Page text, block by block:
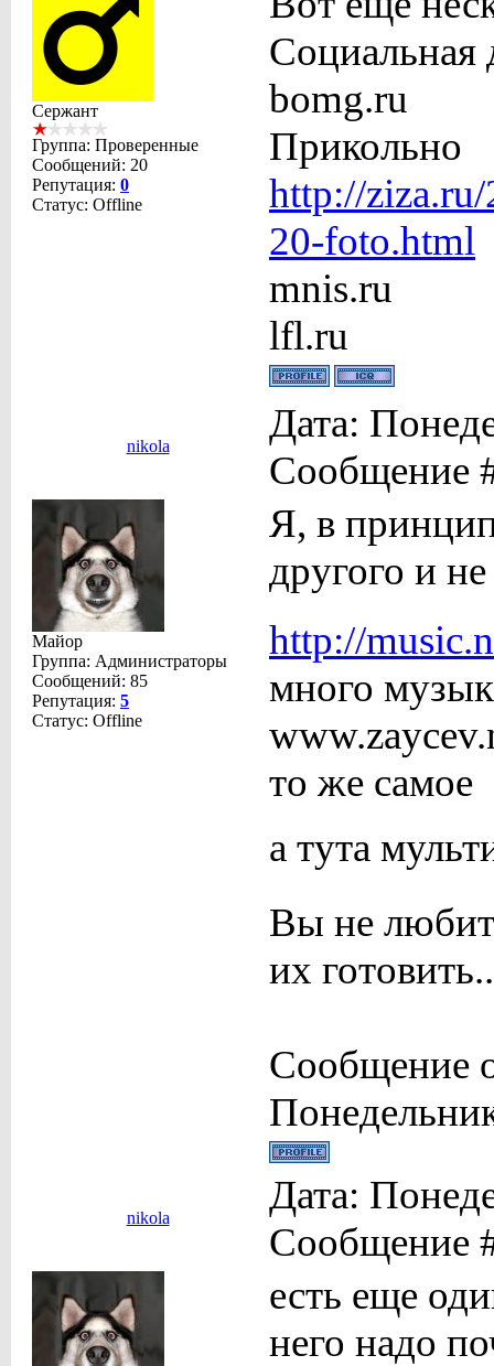
Сержант
Группа: Проверенные
Сообщений: 20
Репутация: 0
Статус: Offline
Социальная
bomg.ru
Прикольно
http://
20-foto.html
mnis.ru
lfl.ru
nikola
Дата:
Сообщение
Майор
Группа: Администраторы
Сообщений: 85
Репутация: 5
Статус: Offline
Я, в
другого и
http://
много
то же самое
а тута
Вы не
их готовить..
Сообщение
nikola
Дата:
Сообщение
есть еще
него надо